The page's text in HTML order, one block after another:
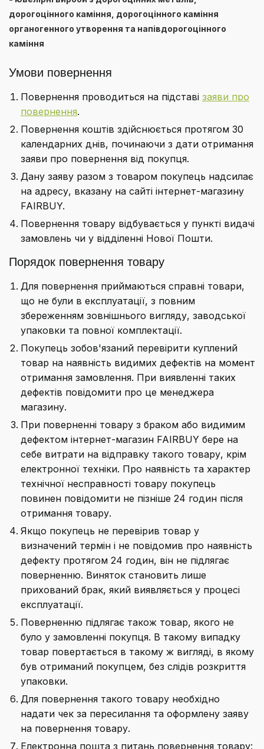
дорогоцінного каміння, дорогоцінного каміння
органогенного утворення та напівдорогоцінного
каміння
Умови повернення
Повернення проводиться на підставі заяви про
повернення.
Повернення коштів здійснюється протягом 30
календарних днів, починаючи з дати отримання
заяви про повернення від покупця.
Дану заяву разом з товаром покупець надсилає
на адресу, вказану на сайті інтернет-магазину
FAIRBUY.
Повернення товару відбувається у пункті видачі
замовлень чи у відділенні Нової Пошти.
Порядок повернення товару
Для повернення приймаються справні товари,
що не були в експлуатації, з повним
збереженням зовнішнього вигляду, заводської
упаковки та повної комплектації.
Покупець зобов'язаний перевірити куплений
товар на наявність видимих дефектів на момент
отримання замовлення. При виявленні таких
дефектів повідомити про це менеджера
магазину.
При поверненні товару з браком або видимим
дефектом інтернет-магазин FAIRBUY бере на
себе витрати на відправку такого товару, крім
електронної техніки. Про наявність та характер
технічної несправності товару покупець
повинен повідомити не пізніше 24 годин після
отримання товару.
Якщо покупець не перевірив товар у
визначений термін і не повідомив про наявність
дефекту протягом 24 годин, він не підлягає
поверненню. Виняток становить лише
прихований брак, який виявляється у процесі
експлуатації.
Поверненню підлягає також товар, якого не
було у замовленні покупця. В такому випадку
товар повертається в такому ж вигляді, в якому
був отриманий покупцем, без слідів розкриття
упаковки.
Для повернення такого товару необхідно
надати чек за пересилання та оформлену заяву
на повернення товару.
Електронна пошта з питань повернення товару: